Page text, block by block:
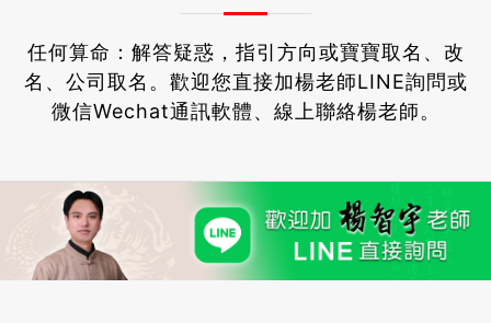
任何算命：解答疑惑，指引方向或寶寶取名、改
名、公司取名。 歡迎您直接加楊老師LINE詢問或
微信Wechat通訊軟體、線上聯絡楊老師。